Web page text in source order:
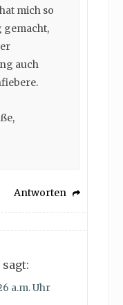
mich so
gemacht,
auch
Antworten
sagt:
a.m. Uhr